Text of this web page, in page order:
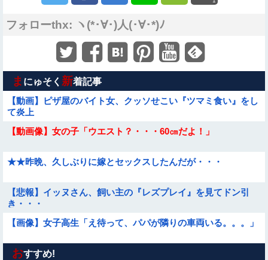
フォローthx: ヽ(*･∀･)人(･∀･*)ﾉ
ま にゅそく 新着記事
【動画】ピザ屋のバイト女、クッソせこい『ツマミ食い』をし
て炎上
【動画像】女の子「ウエスト？・・・60㎝だよ！」
★★昨晩、久しぶりに嫁とセックスしたんだが・・・
【悲報】イッヌさん、飼い主の『レズプレイ』を見てドン引
き・・・
【画像】女子高生「え待って、パパが隣りの車両いる。。。」
【動画】アンドロイドみたいな女子小学生が発見される
おすすめ!